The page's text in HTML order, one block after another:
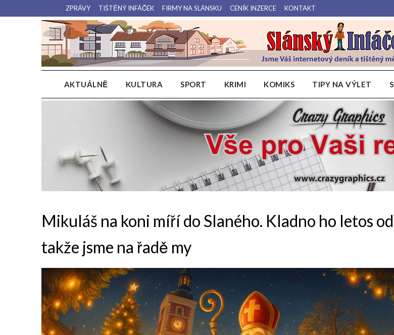
na
ZPRÁVY TIŠTĚNÝ INFÁČEK FIRMY NA SLÁNSKU CENÍK INZERCE KONTAKT
Slánský Infáček
Váš internetový deník a tištěný měsíčník pro Slánsko, Kladensko a Lounsko.
AKTUÁLNĚ KULTURA SPORT KRIMI KOMIKS TIPY NA VÝLET
Mikuláš na koni míří do Slaného. Kladno ho letos
takže jsme na řadě my